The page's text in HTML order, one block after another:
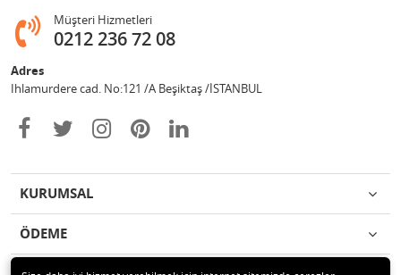
Müşteri Hizmetleri
0212 236 72 08
Adres
Ihlamurdere cad. No:121 /A Beşiktaş /İSTANBUL
KURUMSAL
ÖDEME